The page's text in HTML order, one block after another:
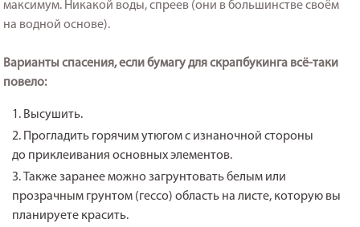
максимум. Никакой воды, спреев (они в большинстве своём
на водной основе).
Варианты спасения, если бумагу для скрапбукинга всё-таки
повело:
Высушить.
Прогладить горячим утюгом с изнаночной стороны
до приклеивания основных элементов.
Также заранее можно загрунтовать белым или
прозрачным грунтом (гессо) область на листе, которую вы
планируете красить.